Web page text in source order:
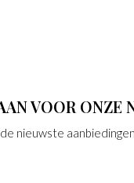
VOOR ONZE
nieuwste